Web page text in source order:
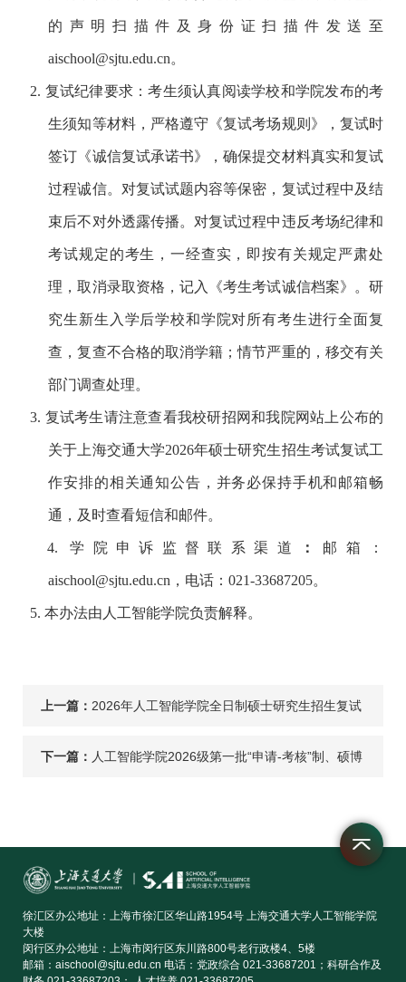
的声明扫描件及身份证扫描件发送至
aischool@sjtu.edu.cn。
2. 复试纪律要求：考生须认真阅读学校和学院发布的考
生须知等材料，严格遵守《复试考场规则》，复试时
签订《诚信复试承诺书》，确保提交材料真实和复试
过程诚信。对复试试题内容等保密，复试过程中及结
束后不对外透露传播。对复试过程中违反考场纪律和
考试规定的考生，一经查实，即按有关规定严肃处
理，取消录取资格，记入《考生考试诚信档案》。研
究生新生入学后学校和学院对所有考生进行全面复
查，复查不合格的取消学籍；情节严重的，移交有关
部门调查处理。
3. 复试考生请注意查看我校研招网和我院网站上公布的
关于上海交通大学2026年硕士研究生招生考试复试工
作安排的相关通知公告，并务必保持手机和邮箱畅
通，及时查看短信和邮件。
4. 学院申诉监督联系渠道 ： 邮箱：
aischool@sjtu.edu.cn ，电话：021-33687205。
5. 本办法由人工智能学院负责解释。
上一篇： 2026年人工智能学院全日制硕士研究生招生复试
结果
下一篇： 人工智能学院2026级第一批“申请-考核”制、硕博
徐汇区办公地址：上海市徐汇区华山路1954号 上海交通大学人工智能学院
大楼
闵行区办公地址：上海市闵行区东川路800号老行政楼4、5楼
邮箱：aischool@sjtu.edu.cn 电话：党政综合 021-33687201；科研合作及